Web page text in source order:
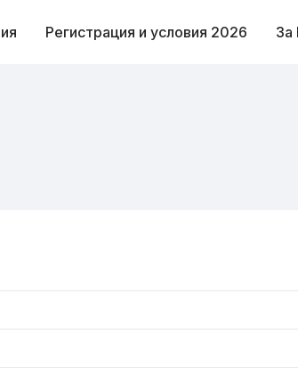
Регистрация и условия 2026 За